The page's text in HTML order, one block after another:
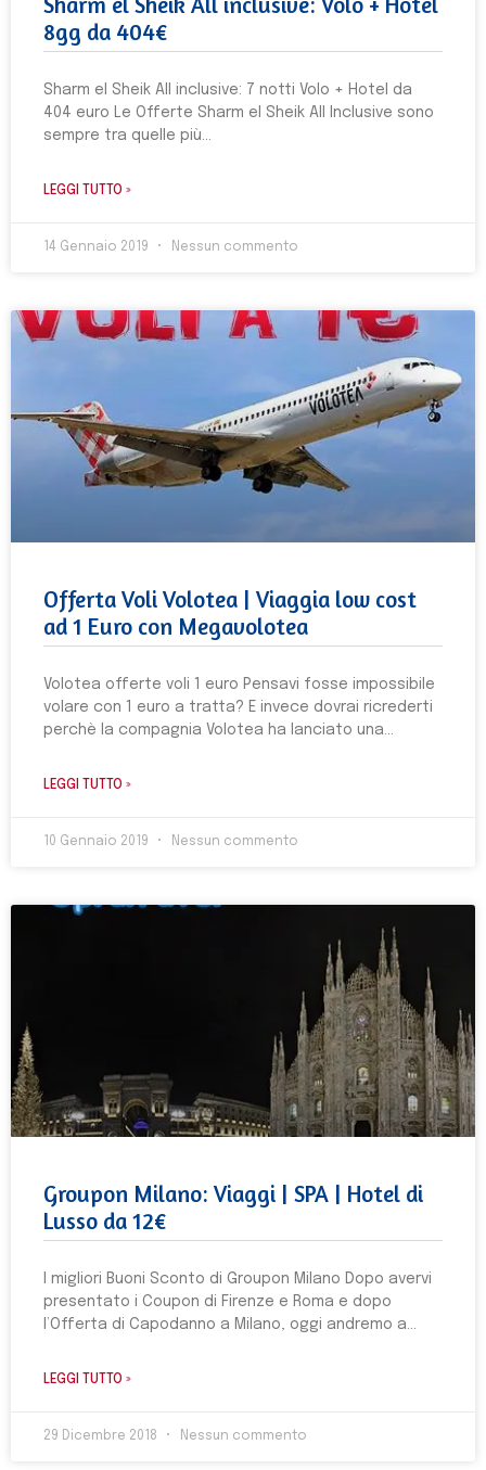
8gg da 404€
Sharm el Sheik All inclusive: 7 notti Volo + Hotel da
404 euro Le Offerte Sharm el Sheik All Inclusive sono
sempre tra quelle più
LEGGI TUTTO »
14 Gennaio 2019 Nessun commento
Offerta Voli Volotea | Viaggia low cost
ad 1 Euro con Megavolotea
Volotea offerte voli 1 euro Pensavi fosse impossibile
volare con 1 euro a tratta? E invece dovrai ricrederti
perchè la compagnia Volotea ha lanciato una
LEGGI TUTTO »
10 Gennaio 2019 Nessun commento
Groupon Milano: Viaggi | SPA | Hotel di
Lusso da 12€
I migliori Buoni Sconto di Groupon Milano Dopo avervi
presentato i Coupon di Firenze e Roma e dopo
l’Offerta di Capodanno a Milano, oggi andremo a
LEGGI TUTTO »
29 Dicembre 2018 Nessun commento